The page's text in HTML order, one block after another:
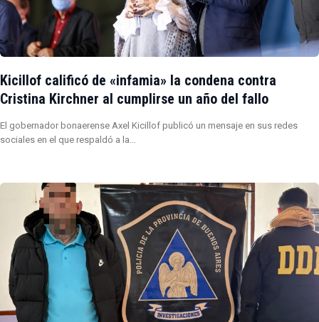
Kicillof calificó de «infamia» la condena contra
Cristina Kirchner al cumplirse un año del fallo
El gobernador bonaerense Axel Kicillof publicó un mensaje en sus redes
sociales en el que respaldó a la…